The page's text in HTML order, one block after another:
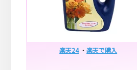
楽天24・楽天で購入